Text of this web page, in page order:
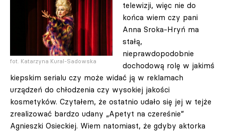
fot. Katarzyna Kural-Sadowska
telewizji, więc nie do
końca wiem czy pani
Anna Sroka-Hryń ma
stałą,
nieprawdopodobnie
dochodową rolę w jakimś
kiepskim serialu czy może widać ją w reklamach
urządzeń do chłodzenia czy wysokiej jakości
kosmetyków. Czytałem, że ostatnio udało się jej w tejże
zrealizować bardzo udany „Apetyt na czereśnie”
Agnieszki Osieckiej. Wiem natomiast, że gdyby aktorka